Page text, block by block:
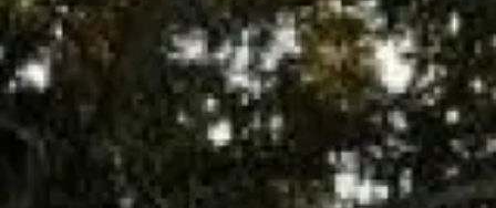
L’essai du bon fonctionnement de l’appareil
Le nettoyage de votre appareil à gaz est obligatoire et doit être
réalisé tous les ans. Il permet le bon fonctionnement de
Il existe aussides contrats d'entretien: